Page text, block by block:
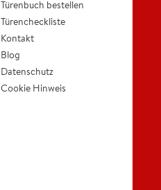
Türenbuch bestellen
Türencheckliste
Kontakt
Blog
Datenschutz
Cookie Hinweis